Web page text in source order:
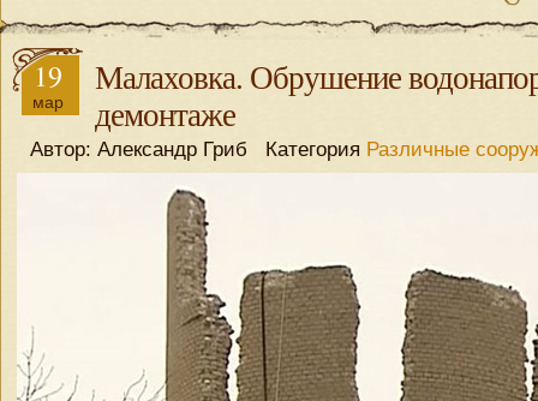
19
мар
Малаховка. Обрушение
демонтаже
Автор: Александр Гриб Категория Различные